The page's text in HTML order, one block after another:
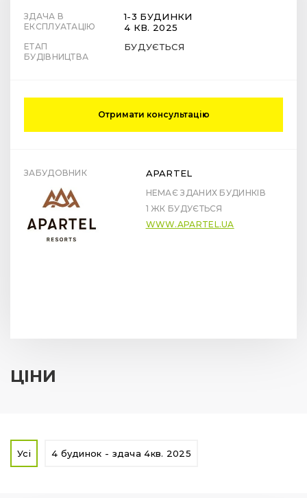
ЗДАЧА В
ЕКСПЛУАТАЦІЮ
1-3 БУДИНКИ
4 КВ. 2025
ЕТАП
БУДІВНИЦТВА
БУДУЄТЬСЯ
Отримати консультацію
ЗАБУДОВНИК APARTEL
НЕМАЄ ЗДАНИХ БУДИНКІВ
1 ЖК БУДУЄТЬСЯ
WWW.APARTEL.UA
ЦІНИ
Усі 4 будинок - здача 4кв. 2025